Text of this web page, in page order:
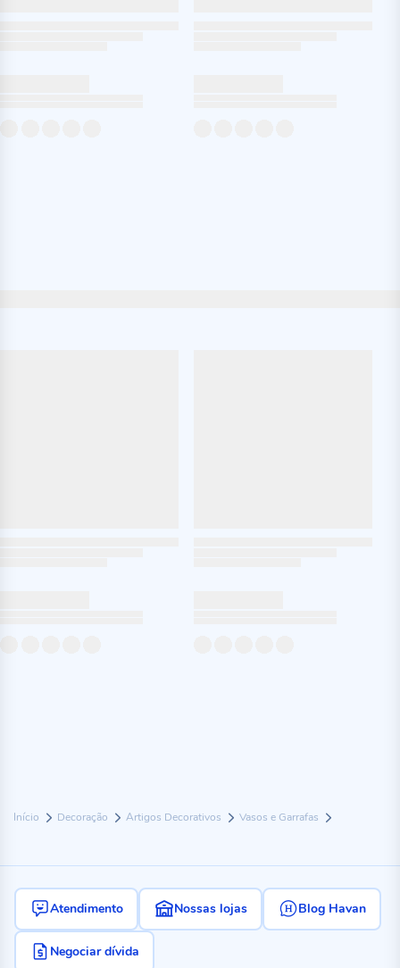
Início Decoração Artigos Decorativos Vasos e Garrafas
Atendimento Nossas lojas Blog Havan
Negociar dívida